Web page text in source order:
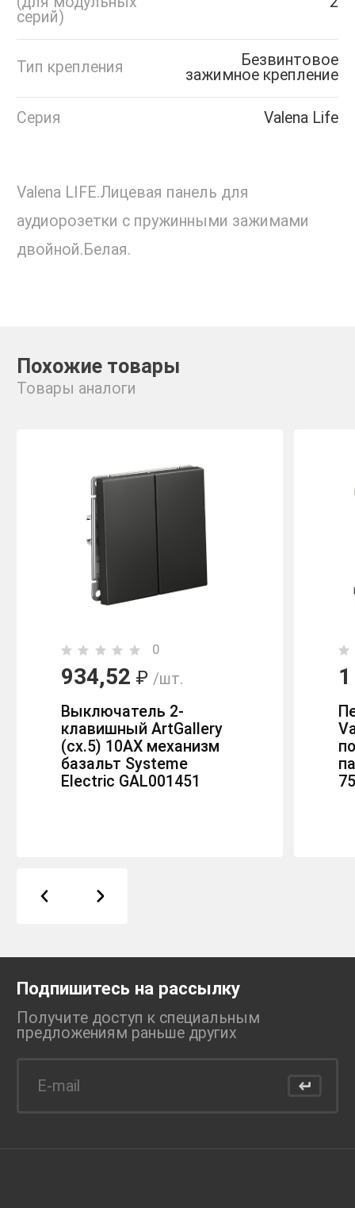
серий)
Тип крепления
Безвинтовое
зажимное крепление
Серия Valena Life
Valena LIFE.Лицевая панель для
аудиорозетки с пружинными зажимами
двойной.Белая.
Похожие товары
Товары аналоги
0
934,52 ₽ /шт.
Выключатель 2-
клавишный ArtGallery
(сх.5) 10AX механизм
базальт Systeme
Electric GAL001451
Подпишитесь на рассылку
Получите доступ к специальным
предложениям раньше других